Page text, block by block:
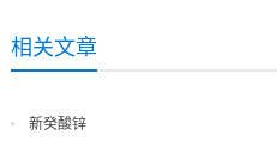
相关文章
新癸酸锌